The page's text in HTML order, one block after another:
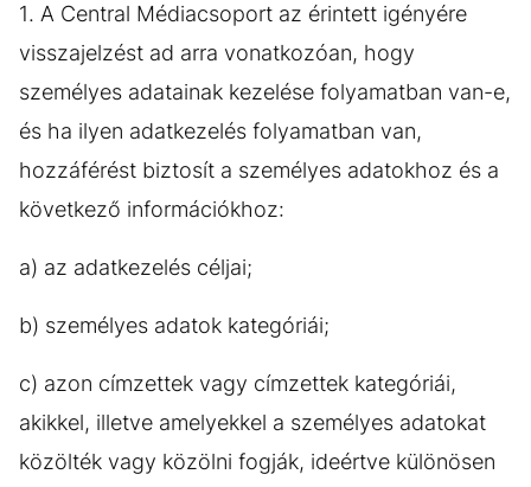
1. A Central Médiacsoport az érintett igényére
visszajelzést ad arra vonatkozóan, hogy
személyes adatainak kezelése folyamatban van-e,
és ha ilyen adatkezelés folyamatban van,
hozzáférést biztosít a személyes adatokhoz és a
következő információkhoz:
a) az adatkezelés céljai;
b) személyes adatok kategóriái;
c) azon címzettek vagy címzettek kategóriái,
akikkel, illetve amelyekkel a személyes adatokat
közölték vagy közölni fogják, ideértve különösen